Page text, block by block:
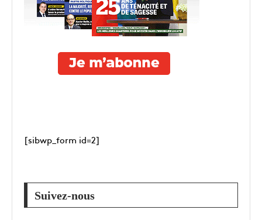
[sibwp_form id=2]
Suivez-nous